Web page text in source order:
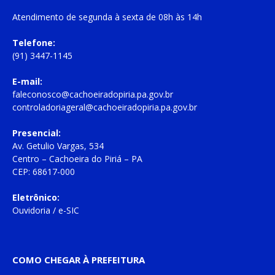
Atendimento de segunda à sexta de 08h às 14h
Telefone:
(91) 3447-1145
E-mail:
faleconosco@cachoeiradopiria.pa.gov.br
controladoriageral@cachoeiradopiria.pa.gov.br
Presencial:
Av. Getulio Vargas, 534
Centro – Cachoeira do Piriá – PA
CEP: 68617-000
Eletrônico:
Ouvidoria / e-SIC
COMO CHEGAR À PREFEITURA